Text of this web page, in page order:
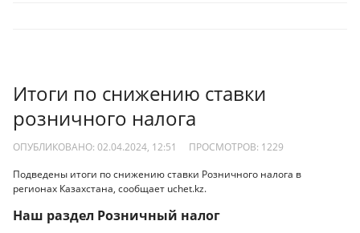
Итоги по снижению ставки
розничного налога
ОПУБЛИКОВАНО: 02.04.2024, 12:51 ПРОСМОТРОВ: 1229
Подведены итоги по снижению ставки Розничного налога в
регионах Казахстана, сообщает uchet.kz.
Наш раздел Розничный налог